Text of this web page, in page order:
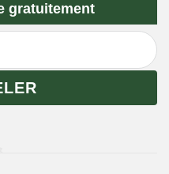
gratuitement